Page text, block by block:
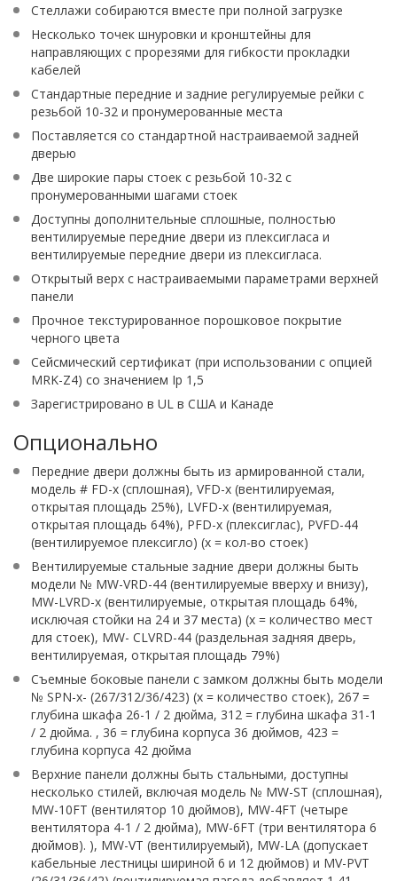
Стеллажи собираются вместе при полной загрузке
Несколько точек шнуровки и кронштейны для
направляющих с прорезями для гибкости прокладки
кабелей
Стандартные передние и задние регулируемые рейки с
резьбой 10-32 и пронумерованные места
Поставляется со стандартной настраиваемой задней
дверью
Две широкие пары стоек с резьбой 10-32 с
пронумерованными шагами стоек
Доступны дополнительные сплошные, полностью
вентилируемые передние двери из плексигласа и
вентилируемые передние двери из плексигласа.
Открытый верх с настраиваемыми параметрами верхней
панели
Прочное текстурированное порошковое покрытие
черного цвета
Сейсмический сертификат (при использовании с опцией
MRK-Z4) со значением Ip 1,5
Зарегистрировано в UL в США и Канаде
Опционально
Передние двери должны быть из армированной стали,
модель # FD-x (сплошная), VFD-x (вентилируемая,
открытая площадь 25%), LVFD-x (вентилируемая,
открытая площадь 64%), PFD-x (плексиглас), PVFD-44
(вентилируемое плексигло) (x = кол-во стоек)
Вентилируемые стальные задние двери должны быть
модели № MW-VRD-44 (вентилируемые вверху и внизу),
MW-LVRD-x (вентилируемые, открытая площадь 64%,
исключая стойки на 24 и 37 места) (x = количество мест
для стоек), MW- CLVRD-44 (раздельная задняя дверь,
вентилируемая, открытая площадь 79%)
Съемные боковые панели с замком должны быть модели
№ SPN-x- (267/312/36/423) (x = количество стоек), 267 =
глубина шкафа 26-1 / 2 дюйма, 312 = глубина шкафа 31-1
/ 2 дюйма. , 36 = глубина корпуса 36 дюймов, 423 =
глубина корпуса 42 дюйма
Верхние панели должны быть стальными, доступны
несколько стилей, включая модель № MW-ST (сплошная),
MW-10FT (вентилятор 10 дюймов), MW-4FT (четыре
вентилятора 4-1 / 2 дюйма), MW-6FT (три вентилятора 6
дюймов). ), MW-VT (вентилируемый), MW-LA (допускает
кабельные лестницы шириной 6 и 12 дюймов) и MV-PVT